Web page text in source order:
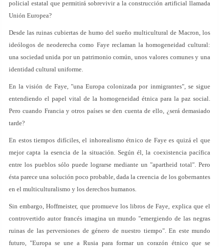
policial estatal que permitirá sobrevivir a la construcción artificial llamada
Unión Europea?
Desde las ruinas cubiertas de humo del sueño multicultural de Macron, los
ideólogos de neoderecha como Faye reclaman la homogeneidad cultural:
una sociedad unida por un patrimonio común, unos valores comunes y una
identidad cultural uniforme.
En la visión de Faye, "una Europa colonizada por inmigrantes", se sigue
entendiendo el papel vital de la homogeneidad étnica para la paz social.
Pero cuando Francia y otros países se den cuenta de ello, ¿será demasiado
tarde?
En estos tiempos difíciles, el inhorealismo étnico de Faye es quizá el que
mejor capta la esencia de la situación. Según él, la coexistencia pacífica
entre los pueblos sólo puede lograrse mediante un "apartheid total". Pero
ésta parece una solución poco probable, dada la creencia de los gobernantes
en el multiculturalismo y los derechos humanos.
Sin embargo, Hoffmeister, que promueve los libros de Faye, explica que el
controvertido autor francés imagina un mundo "emergiendo de las negras
ruinas de las perversiones de género de nuestro tiempo". En este mundo
futuro, "Europa se une a Rusia para formar un corazón étnico que se